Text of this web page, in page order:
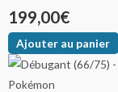
199,00€
Ajouter au panier